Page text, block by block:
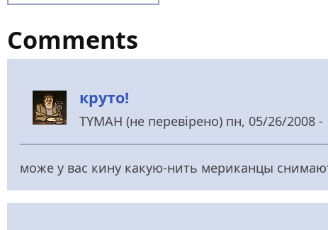
Comments
круто!
TYMAH (не перевірено) пн, 05/26/2008 -
може у вас кину какую-нить мериканцы